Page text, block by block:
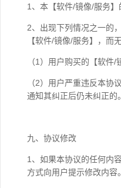
1、本【软件/镜像/服务】
2、出现下列情况之一的
【软件/镜像/服务】，而
（1）用户购买的【软件/
（2）用户严重违反本协
通知其纠正后仍未纠正的。
九、协议修改
1、如果本协议的任何内
方式向用户提示修改内容。